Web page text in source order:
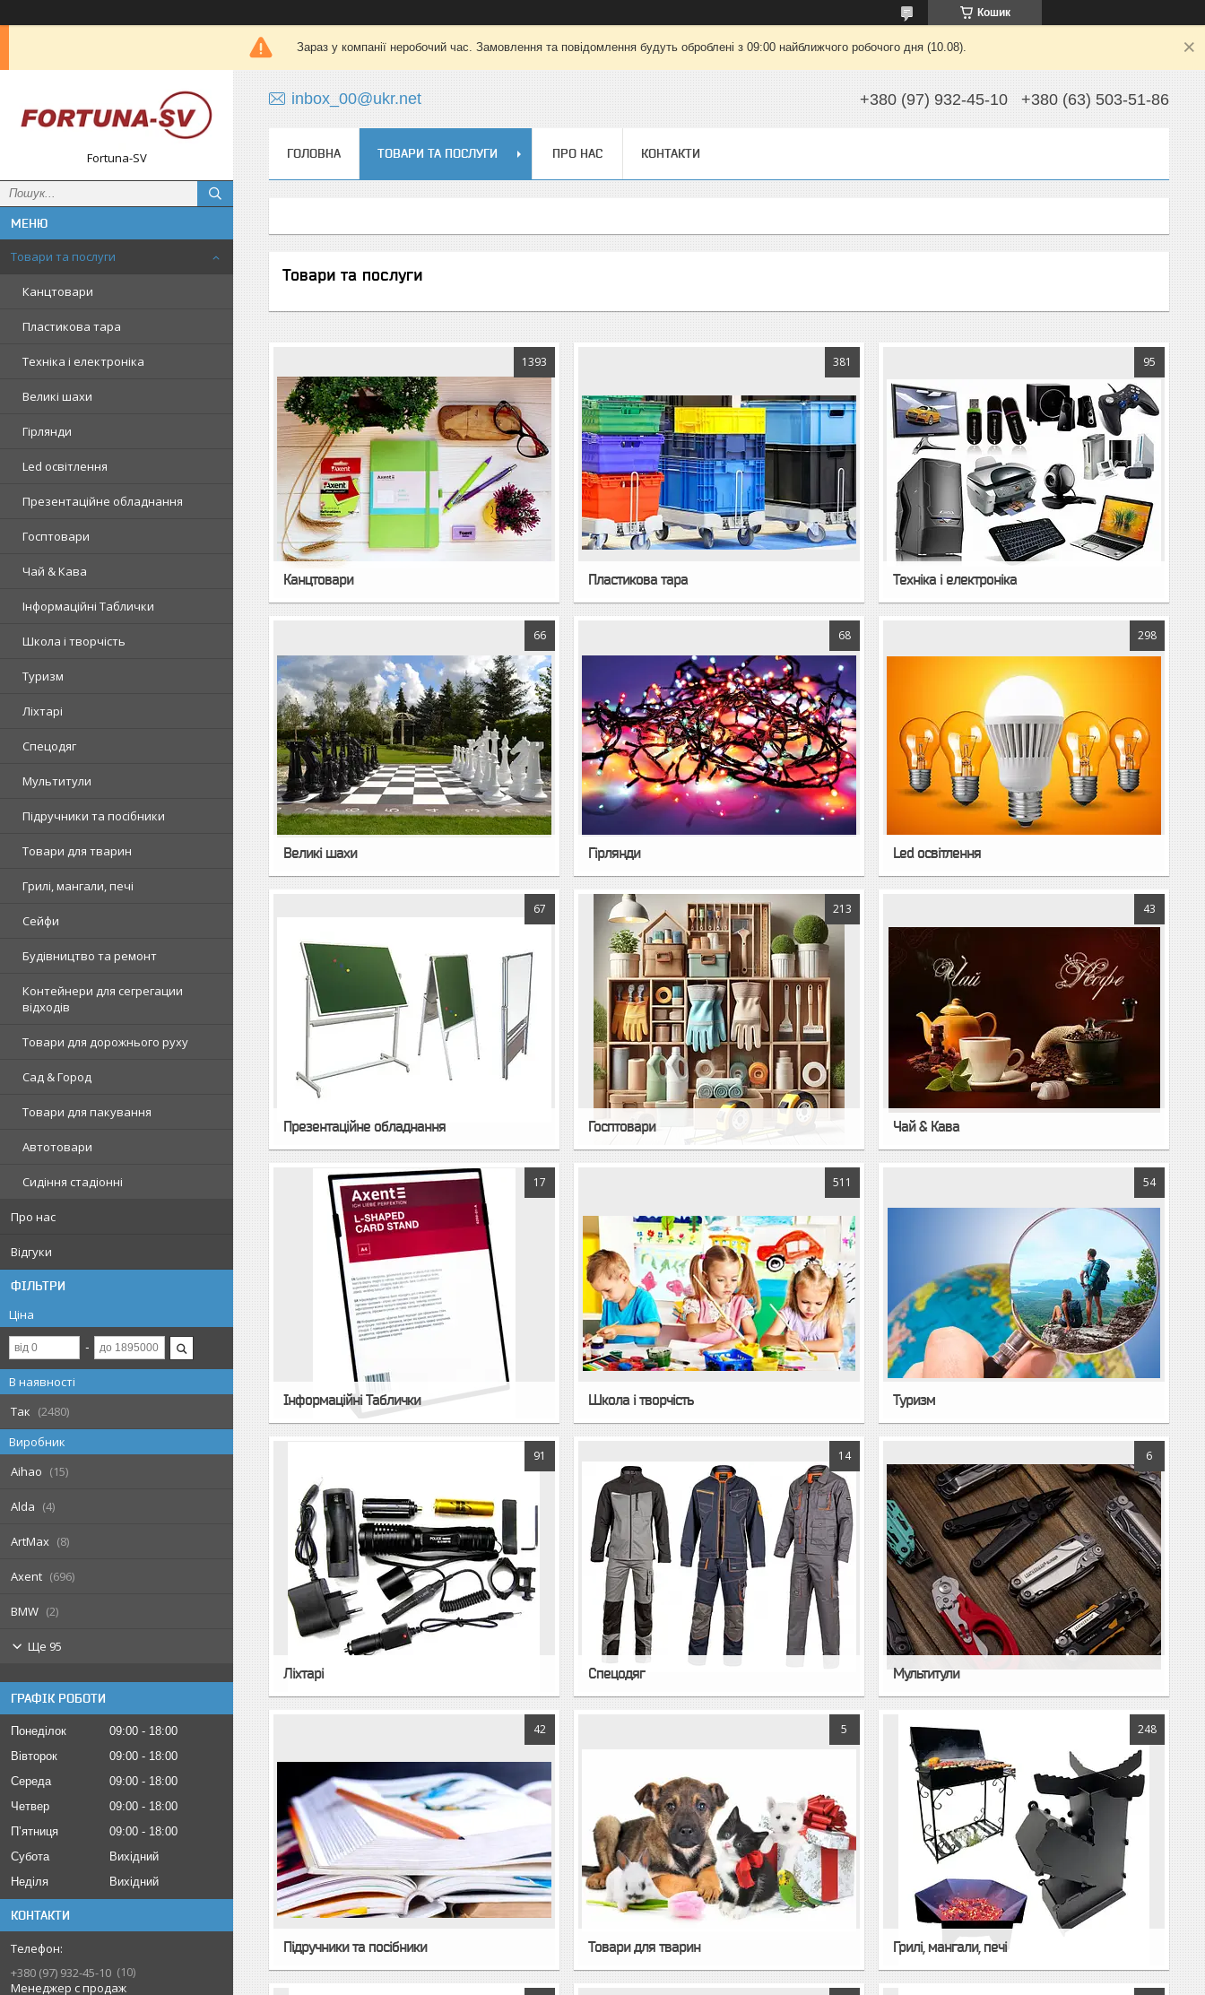
Кошик
Зараз у компанії неробочий час. Замовлення та повідомлення будуть оброблені з 09:00 найближчого робочого дня (10.08).
Fortuna-SV
Товари та послуги
Канцтовари
Пластикова тара
Техніка і електроніка
Великі шахи
Гірлянди
Led освітлення
Презентаційне обладнання
Госптовари
Чай & Кава
Інформаційні Таблички
Школа і творчість
Туризм
Ліхтарі
Спецодяг
Мультитули
Підручники та посібники
Товари для тварин
Грилі, мангали, печі
Сейфи
Будівництво та ремонт
Контейнери для сегрегации
відходів
Товари для дорожнього руху
Сад & Город
Товари для пакування
Автотовари
Сидіння стадіонні
Про нас
Відгуки
ФІЛЬТРИ
Ціна
В наявності
Так
2480
Виробник
Aihao
15
Alda 4
ArtMax 8
Axent 696
BMW 2
Ще 95
ГРАФІК РОБОТИ
Понеділок 09:00
18:00
Вівторок
09:00
18:00
Середа
09:00
18:00
Четвер
09:00
18:00
Пʼятниця
09:00
18:00
Субота
Вихідний
Неділя
Вихідний
КОНТАКТИ
+380 (97) 932-45-10
10
Менеджер с продаж
inbox_00@ukr.net +380 (97) 932-45-10 +380 (63) 503-51-86
ГОЛОВНА ТОВАРИ ТА ПОСЛУГИ ПРО НАС КОНТАКТИ
Товари та послуги
1393
Канцтовари
381
Пластикова тара
95
Техніка і електроніка
66
Великі шахи
68
Гірлянди
298
Led освітлення
67
Презентаційне обладнання
213
Госптовари
43
Чай & Кава
17
Інформаційні Таблички
511
Школа і творчість
54
Туризм
91
Ліхтарі
14
Спецодяг
6
Мультитули
42
Підручники та посібники
5
Товари для тварин
248
Грилі, мангали, печі